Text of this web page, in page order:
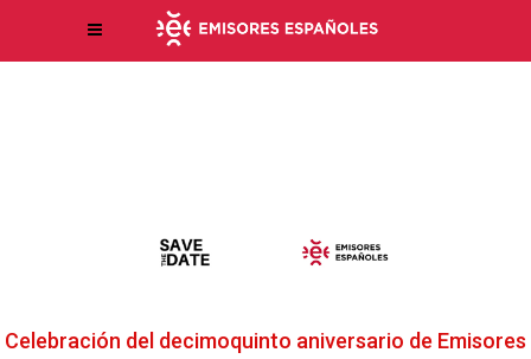
Celebración del decimoquinto aniversario de Emisores